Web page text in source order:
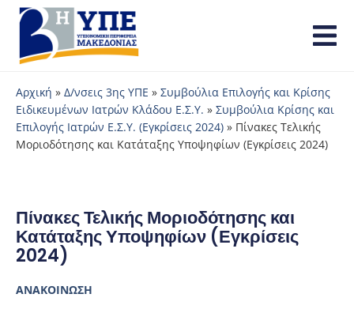
Αρχική » Δ/νσεις 3ης ΥΠΕ » Συμβούλια Επιλογής και Κρίσης
Ειδικευμένων Ιατρών Κλάδου Ε.Σ.Υ. » Συμβούλια Κρίσης και
Επιλογής Ιατρών Ε.Σ.Υ. (Εγκρίσεις 2024) » Πίνακες Τελικής
Μοριοδότησης και Κατάταξης Υποψηφίων (Εγκρίσεις 2024)
Πίνακες Τελικής Μοριοδότησης και
Κατάταξης Υποψηφίων (Εγκρίσεις
2024)
ΑΝΑΚΟΙΝΩΣΗ